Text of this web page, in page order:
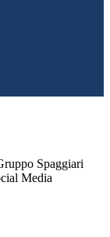
Spaggiari
Media